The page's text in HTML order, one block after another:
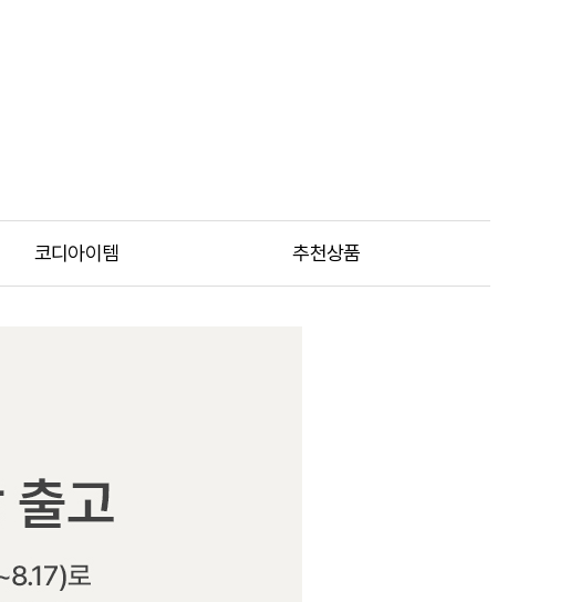
코디아이템 추천상품